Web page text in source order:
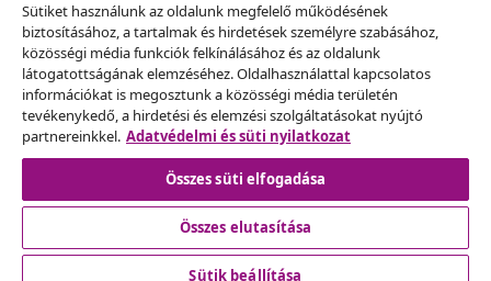
Fedezz fel többet
© 2008-2026 vidaXL A www.vidaxl.hu a vidaXL Marketplace
Europe B.V. Weboldala
Sütiket használunk az oldalunk megfelelő működésének
biztosításához, a tartalmak és hirdetések személyre szabásához,
közösségi média funkciók felkínálásához és az oldalunk
látogatottságának elemzéséhez. Oldalhasználattal kapcsolatos
információkat is megosztunk a közösségi média területén
tevékenykedő, a hirdetési és elemzési szolgáltatásokat nyújtó
partnereinkkel. Adatvédelmi és süti nyilatkozat
Összes süti elfogadása
Összes elutasítása
Sütik beállítása